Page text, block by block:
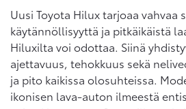
Uusi Toyota Hilux tarjoaa vahvaa
käytännöllisyyttä ja pitkäikäistä
Hiluxilta voi odottaa. Siinä
ajettavuus, tehokkuus sekä
ja pito kaikissa olosuhteissa.
ikonisen lava-auton ilmeestä